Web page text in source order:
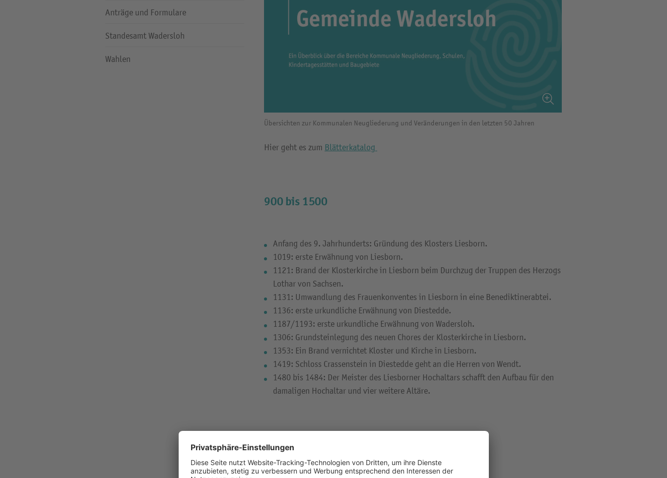
Anträge und Formulare
Standesamt Wadersloh
Wahlen
Übersichten zur Kommunalen Neugliederung und Veränderungen in den letzten 50 Jahren
Hier geht es zum Blätterkatalog
900 bis 1500
Anfang des 9. Jahrhunderts: Gründung des Klosters Liesborn.
1019: erste Erwähnung von Liesborn.
1121: Brand der Klosterkirche in Liesborn beim Durchzug der Truppen des Herzogs
Lothar von Sachsen.
1131: Umwandlung des Frauenkonventes in Liesborn in eine Benediktinerabtei.
1136: erste urkundliche Erwähnung von Diestedde.
1187/1193: erste urkundliche Erwähnung von Wadersloh.
1306: Grundsteinlegung des neuen Chores der Klosterkirche in Liesborn.
1353: Ein Brand vernichtet Kloster und Kirche in Liesborn.
1419: Schloss Crassenstein in Diestedde geht an die Herren von Wendt.
1480 bis 1484: Der Meister des Liesborner Hochaltars schafft den Aufbau für den
damaligen Hochaltar und vier weitere Altäre.
1500 bis 1900